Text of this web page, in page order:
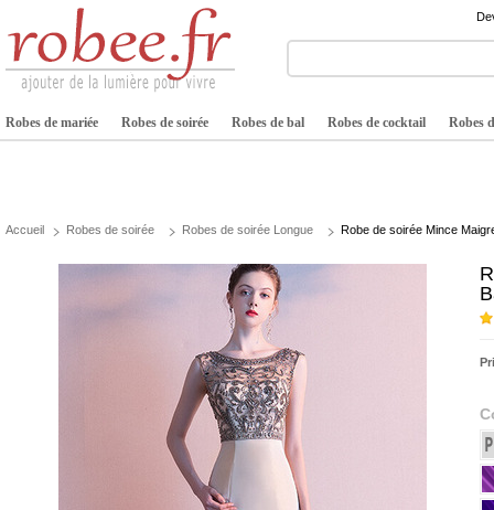
Robes de mariée Robes de soirée Robes de bal Robes de cocktail Robes
Accueil Robes de soirée Robes de soirée Longue Robe de soirée Mince